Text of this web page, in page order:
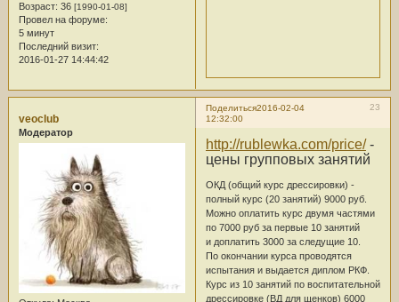
Возраст: 36 [1990-01-08]
Провел на форуме:
5 минут
Последний визит:
2016-01-27 14:44:42
Поделиться 23
2016-02-04
12:32:00
veoclub
Модератор
http://rublewka.com/price/-
цены групповых занятий
ОКД (общий курс дрессировки) -
полный курс (20 занятий) 9000 руб.
Можно оплатить курс двумя частями
по 7000 руб за первые 10 занятий
и доплатить 3000 за следущие 10.
По окончании курса проводятся
испытания и выдается диплом РКФ.
Курс из 10 занятий по воспитательной
дрессировке (ВД для щенков) 6000